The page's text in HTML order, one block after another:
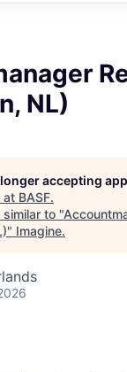
NL)
accepting
at BASF.
to "
" Imagine.